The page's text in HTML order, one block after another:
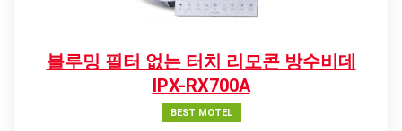
블루밍 필터 없는 터치 리모콘 방수비데
IPX-RX700A
BEST MOTEL